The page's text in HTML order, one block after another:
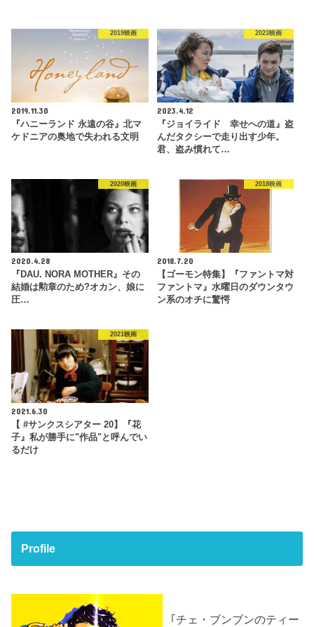
2019映画
2019.11.30
『ハニーランド 永遠の谷』北マ
ケドニアの奥地で失われる文明
2023映画
2023.4.12
『ジョイライド 幸せへの道』盗
んだタクシーで走り出す少年。
君、盗み慣れて…
2020映画
2020.4.28
『DAU. NORA MOTHER』その
結婚は勲章のため?オカン、娘に
圧…
2018映画
2018.7.20
【ゴーモン特集】『ファントマ対
ファントマ』水曜日のダウンタウ
ン系のオチに驚愕
2021映画
2021.6.30
【 #サンクスシアター 20】『花
子』私が勝手に"作品"と呼んでい
るだけ
Profile
｢チェ・ブンブンのティー